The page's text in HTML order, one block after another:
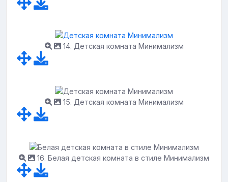
14. Детская комната Минимализм
15. Детская комната Минимализм
16. Белая детская комната в стиле Минимализм